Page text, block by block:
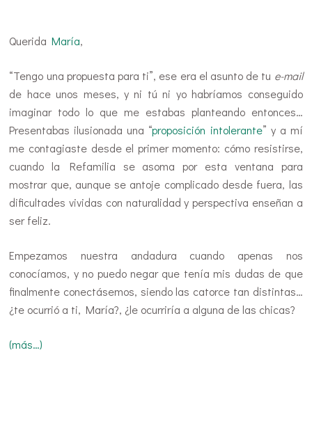
QueridaMaría,
“Tengo una propuesta para ti”, ese era el asunto de tu e-mail
de hace unos meses, y ni tú ni yo habríamos conseguido
imaginar todo lo que me estabas planteando entonces…
Presentabas ilusionada una “proposición intolerante” y a mí
me contagiaste desde el primer momento: cómo resistirse,
cuando la Refamilia se asoma por esta ventana para
mostrar que, aunque se antoje complicado desde fuera, las
dificultades vividas con naturalidad y perspectiva enseñan a
ser feliz.
Empezamos nuestra andadura cuando apenas nos
conocíamos, y no puedo negar que tenía mis dudas de que
finalmente conectásemos, siendo las catorce tan distintas…
¿te ocurrió a ti, María?, ¿le ocurriría a alguna de las chicas?
(más…)